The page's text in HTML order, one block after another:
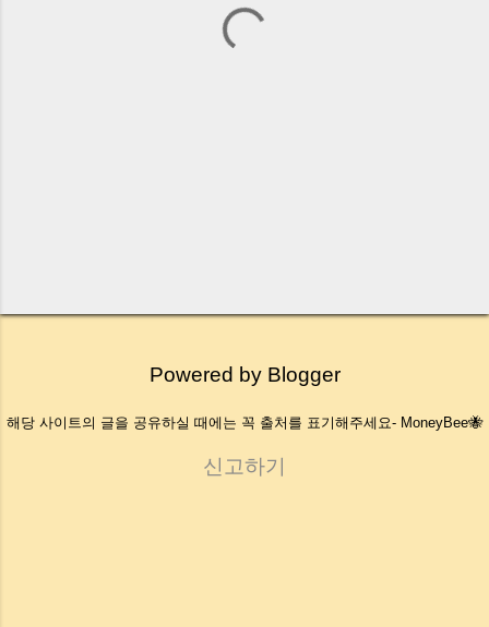
Powered by Blogger
해당 사이트의 글을 공유하실 때에는 꼭 출처를 표기해주세요- MoneyBee🐝
신고하기